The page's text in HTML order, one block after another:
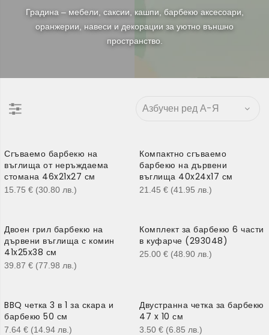
Градина – мебели, саксии, кашпи, барбекю аксесоари,
оранжерии, навеси и декорации за уютно външно
пространство.
Сгъваемо барбекю на
въглища от неръждаема
стомана 46x21x27 см
15.75 € (30.80 лв. )
Компактно сгъваемо
барбекю на дървени
въглища 40x24x17 см
21.45 € (41.95 лв. )
Двоен грил барбекю на
дървени въглища с комин
41x25x38 см
39.87 € (77.98 лв. )
Комплект за барбекю 6 части
в куфарче (293048)
25.00 € (48.90 лв. )
BBQ четка 3 в 1 за скара и
барбекю 50 см
7.64 € (14.94 лв. )
Двустранна четка за барбекю
47 x 10 см
3.50 € (6.85 лв. )